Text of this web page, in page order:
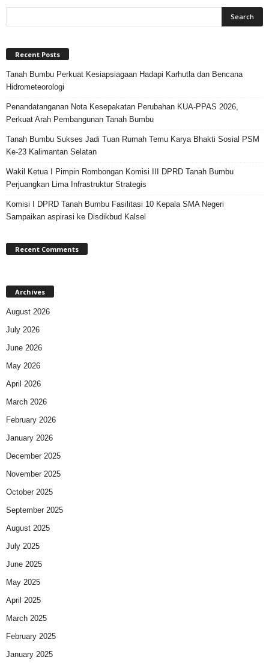
Recent Posts
Tanah Bumbu Perkuat Kesiapsiagaan Hadapi Karhutla dan Bencana
Hidrometeorologi
Penandatanganan Nota Kesepakatan Perubahan KUA-PPAS 2026,
Perkuat Arah Pembangunan Tanah Bumbu
Tanah Bumbu Sukses Jadi Tuan Rumah Temu Karya Bhakti Sosial PSM
Ke-23 Kalimantan Selatan
Wakil Ketua I Pimpin Rombongan Komisi III DPRD Tanah Bumbu
Perjuangkan Lima Infrastruktur Strategis
Komisi I DPRD Tanah Bumbu Fasilitasi 10 Kepala SMA Negeri
Sampaikan aspirasi ke Disdikbud Kalsel
Recent Comments
Archives
August 2026
July 2026
June 2026
May 2026
April 2026
March 2026
February 2026
January 2026
December 2025
November 2025
October 2025
September 2025
August 2025
July 2025
June 2025
May 2025
April 2025
March 2025
February 2025
January 2025